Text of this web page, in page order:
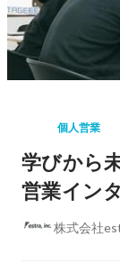
個人営業
学びから
営業イン
株式会社